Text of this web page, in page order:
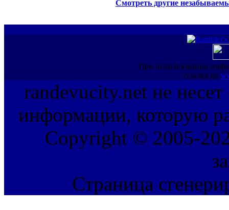
Смотреть другие
При использовании
ссылка на
randevucity.net не несет
информации, которую
Copyright © 2005-
Страница